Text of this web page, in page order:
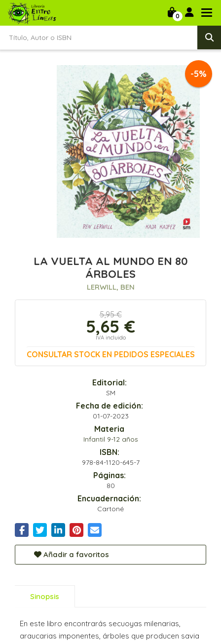
0
-5%
LA VUELTA AL MUNDO EN 80
ÁRBOLES
LERWILL, BEN
5,95 €
5,65 €
IVA incluido
CONSULTAR STOCK EN PEDIDOS ESPECIALES
Editorial:
SM
Fecha de edición:
01-07-2023
Materia
Infantil 9-12 años
ISBN:
978-84-1120-645-7
Páginas:
80
Encuadernación:
Cartoné
Añadir a favoritos
Sinopsis
En este libro encontrarás secuoyas milenarias,
araucarias imponentes, árboles que producen savia